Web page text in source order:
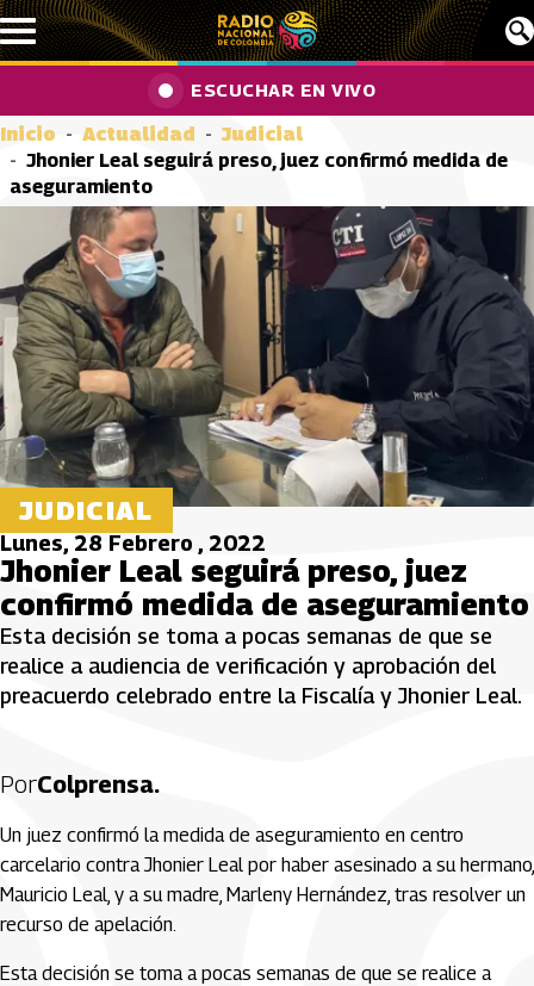
Pasar al contenido principal
ESCUCHAR EN VIVO
Inicio Actualidad
Judicial
Jhonier Leal seguirá preso, juez confirmó medida de
aseguramiento
JUDICIAL
Lunes, 28 Febrero , 2022
Jhonier Leal seguirá preso, juez
confirmó medida de aseguramiento
Esta decisión se toma a pocas semanas de que se
realice a audiencia de verificación y aprobación del
preacuerdo celebrado entre la Fiscalía y Jhonier Leal.
PorColprensa.
Un juez confirmó la medida de aseguramiento en centro
carcelario contra Jhonier Leal por haber asesinado a su hermano,
Mauricio Leal, y a su madre, Marleny Hernández, tras resolver un
recurso de apelación.
Esta decisión se toma a pocas semanas de que se realice a